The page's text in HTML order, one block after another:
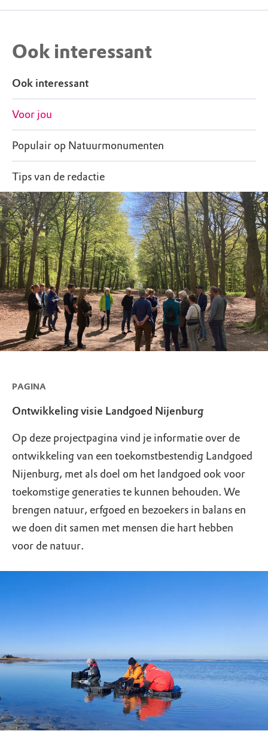
Ook interessant
Ook interessant
Voor jou
Populair op Natuurmonumenten
Tips van de redactie
PAGINA
Ontwikkeling visie Landgoed Nijenburg
Op deze projectpagina vind je informatie over de
ontwikkeling van een toekomstbestendig Landgoed
Nijenburg, met als doel om het landgoed ook voor
toekomstige generaties te kunnen behouden. We
brengen natuur, erfgoed en bezoekers in balans en
we doen dit samen met mensen die hart hebben
voor de natuur.